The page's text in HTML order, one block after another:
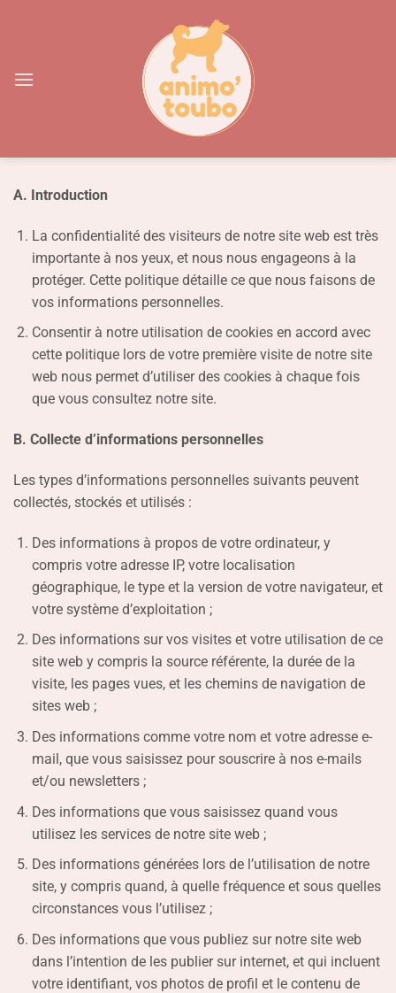
A. Introduction
La confidentialité des visiteurs de notre site web est très
importante à nos yeux, et nous nous engageons à la
protéger. Cette politique détaille ce que nous faisons de
vos informations personnelles.
Consentir à notre utilisation de cookies en accord avec
cette politique lors de votre première visite de notre site
web nous permet d’utiliser des cookies à chaque fois
que vous consultez notre site.
B. Collecte d’informations personnelles
Les types d’informations personnelles suivants peuvent
collectés, stockés et utilisés :
Des informations à propos de votre ordinateur, y
compris votre adresse IP, votre localisation
géographique, le type et la version de votre navigateur, et
votre système d’exploitation ;
Des informations sur vos visites et votre utilisation de ce
site web y compris la source référente, la durée de la
visite, les pages vues, et les chemins de navigation de
sites web ;
Des informations comme votre nom et votre adresse e-
mail, que vous saisissez pour souscrire à nos e-mails
et/ou newsletters ;
Des informations que vous saisissez quand vous
utilisez les services de notre site web ;
Des informations générées lors de l’utilisation de notre
site, y compris quand, à quelle fréquence et sous quelles
circonstances vous l’utilisez ;
Des informations que vous publiez sur notre site web
dans l’intention de les publier sur internet, et qui incluent
votre identifiant, vos photos de profil et le contenu de